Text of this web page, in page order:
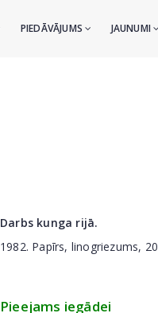
PIEDĀVĀJUMS JAUNUMI
Darbs kunga rijā.
1982. Papīrs, linogriezums,
Pieejams iegādei